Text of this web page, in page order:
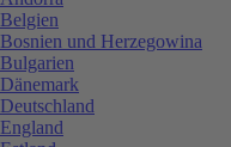
Belgien
Bosnien und Herzegowina
Bulgarien
Dänemark
Deutschland
England